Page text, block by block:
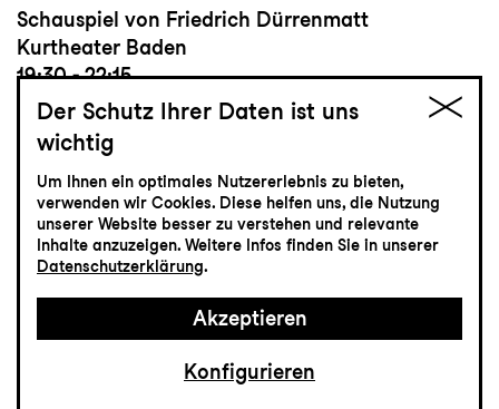
Schauspiel von Friedrich Dürrenmatt
Kurtheater Baden
19:30 - 22:15
Schauspiel
8.4Donnerstag
Zum letzten Mal
Brassed Off - Mit Pauken
Der Schutz Ihrer Daten ist uns
wichtig
Um Ihnen ein optimales Nutzererlebnis zu bieten,
verwenden wir Cookies. Diese helfen uns, die Nutzung
unserer Website besser zu verstehen und relevante
Inhalte anzuzeigen. Weitere Infos finden Sie in unserer
Datenschutzerklärung.
Akzeptieren
Konfigurieren